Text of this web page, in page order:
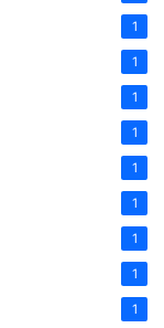
1
1
1
1
1
1
1
1
1